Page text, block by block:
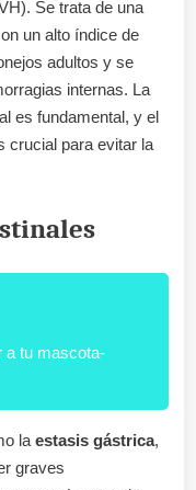
Se trata de una
un alto índice de
adultos y se
internas. La
es fundamental, y el
crucial para evitar la
a tu mascota-
la estasis gástrica,
graves